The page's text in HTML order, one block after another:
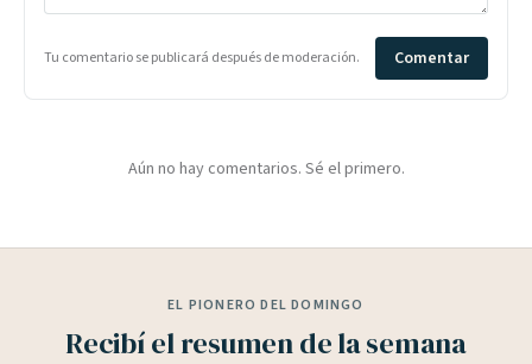
Tu comentario se publicará después de moderación. Comentar
Aún no hay comentarios. Sé el primero.
EL PIONERO DEL DOMINGO
Recibí el resumen de la semana